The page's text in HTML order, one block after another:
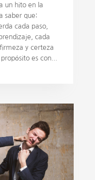
un hito en la
saber que:
cada paso,
cada
y certeza
es con...